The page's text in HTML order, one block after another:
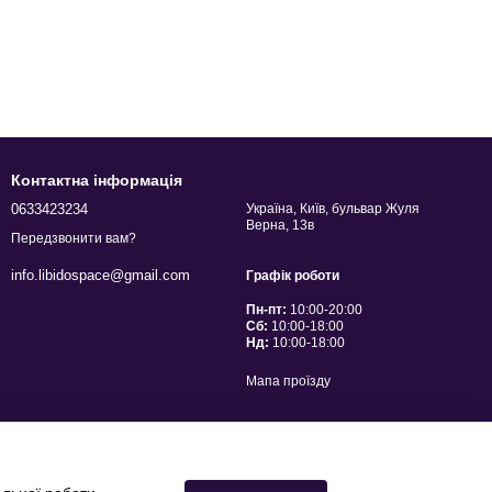
Контактна інформація
0633423234
Передзвонити вам?
info.libidospace@gmail.com
Україна, Київ, бульвар Жуля
Верна, 13в
Графік роботи
Пн-пт: 10:00-20:00
Сб: 10:00-18:00
Нд: 10:00-18:00
Мапа проїзду